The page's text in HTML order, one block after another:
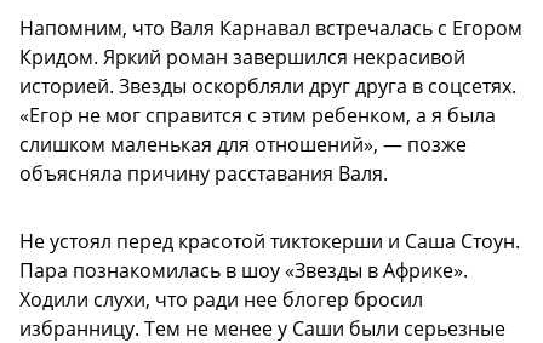
Напомним, что Валя Карнавал встречалась с Егором
Кридом. Яркий роман завершился некрасивой
историей. Звезды оскорбляли друг друга в соцсетях.
«Егор не мог справится с этим ребенком, а я была
слишком маленькая для отношений», — позже
объясняла причину расставания Валя.
Не устоял перед красотой тиктокерши и Саша Стоун.
Пара познакомилась в шоу «Звезды в Африке».
Ходили слухи, что ради нее блогер бросил
избранницу. Тем не менее у Саши были серьезные